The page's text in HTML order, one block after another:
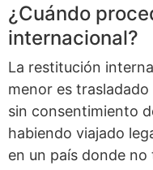
¿Cuándo
internacional?
La restitución
menor es
sin consentimiento
habiendo viajado
en un país donde no